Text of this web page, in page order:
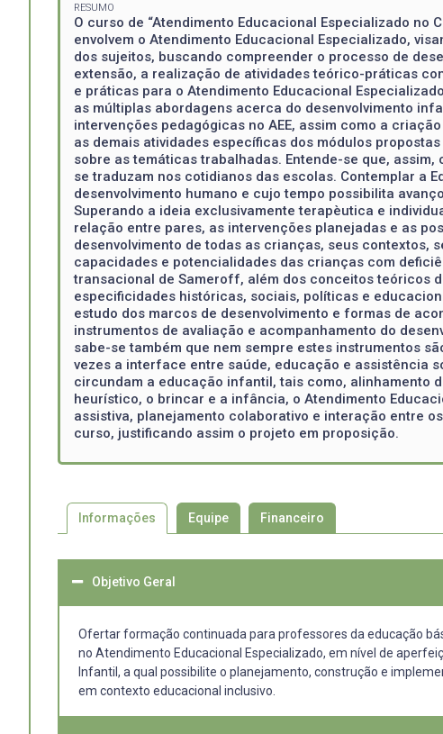
RESUMO
O curso de “Atendimento Educacional Especializado no
envolvem o Atendimento Educacional Especializado,
dos sujeitos, buscando compreender o processo de
extensão, a realização de atividades teórico-práticas
e práticas para o Atendimento Educacional
as múltiplas abordagens acerca do desenvolvimento
intervenções pedagógicas no AEE, assim como a
as demais atividades específicas dos módulos
sobre as temáticas trabalhadas. Entende-se que,
se traduzam nos cotidianos das escolas. Contemplar a
desenvolvimento humano e cujo tempo possibilita
Superando a ideia exclusivamente terapèutica e
relação entre pares, as intervenções planejadas e as
desenvolvimento de todas as crianças, seus contextos,
capacidades e potencialidades das crianças com
transacional de Sameroff, além dos conceitos teóricos
especificidades históricas, sociais, políticas e
estudo dos marcos de desenvolvimento e formas de
instrumentos de avaliação e acompanhamento do
sabe-se também que nem sempre estes instrumentos
vezes a interface entre saúde, educação e assistência
circundam a educação infantil, tais como, alinhamento
heurístico, o brincar e a infância, o Atendimento
assistiva, planejamento colaborativo e interação entre
curso, justificando assim o projeto em proposição.
Informações Equipe Financeiro
Objetivo Geral
Ofertar formação continuada para professores da educação
no Atendimento Educacional Especializado, em nível de
Infantil, a qual possibilite o planejamento, construção e
em contexto educacional inclusivo.